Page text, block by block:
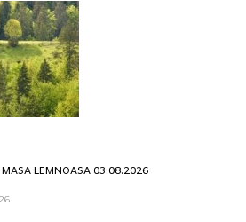
LEMNOASA 03.08.2026